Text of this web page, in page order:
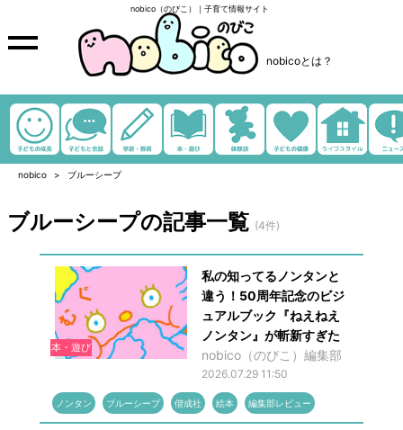
nobico（のびこ）｜子育て情報サイト
nobicoとは？
nobico ブルーシープ
ブルーシープの記事一覧 (4件)
本・遊び
私の知ってるノンタンと
違う！50周年記念のビジ
ュアルブック『ねえねえ
ノンタン』が斬新すぎた
nobico（のびこ）編集部
2026.07.29 11:50
ノンタン ブルーシープ 偕成社 絵本 編集部レビュー